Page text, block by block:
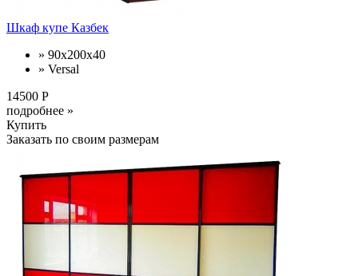
Шкаф купе Казбек
» 90x200x40
» Versal
14500 Р
подробнее »
Купить
Заказать по своим размерам